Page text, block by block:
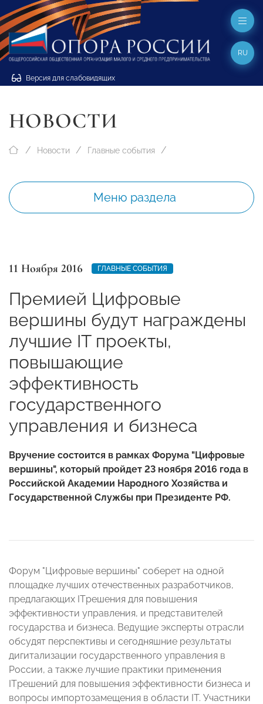
Версия для слабовидящих
RU
НОВОСТИ
Новости Главные события
Меню раздела
11 Ноября 2016 ГЛАВНЫЕ СОБЫТИЯ
Премией Цифровые
вершины будут награждены
лучшие IT проекты,
повышающие
эффективность
государственного
управления и бизнеса
Вручение состоится в рамках Форума "Цифровые
вершины", который пройдет 23 ноября 2016 года в
Российской Академии Народного Хозяйства и
Государственной Службы при Президенте РФ.
Форум "Цифровые вершины" соберет на одной
площадке лучших отечественных разработчиков,
предлагающих ITрешения для повышения
эффективности управления, и представителей
государства и бизнеса. Ведущие эксперты отрасли
обсудят перспективы и сегодняшние результаты
дигитализации государственного управления в
России, а также лучшие практики применения
ITрешений для повышения эффективности бизнеса и
вопросы импортозамещения в области IT. Участники